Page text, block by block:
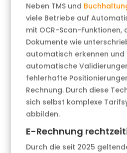
Neben TMS und
viele Betriebe auf
mit OCR-Scan-Funktionen,
Dokumente wie
automatisch erkennen und
automatische
fehlerhafte
Rechnung. Durch diese
sich selbst komplexe
abbilden.
E-Rechnung
Durch die seit 2025